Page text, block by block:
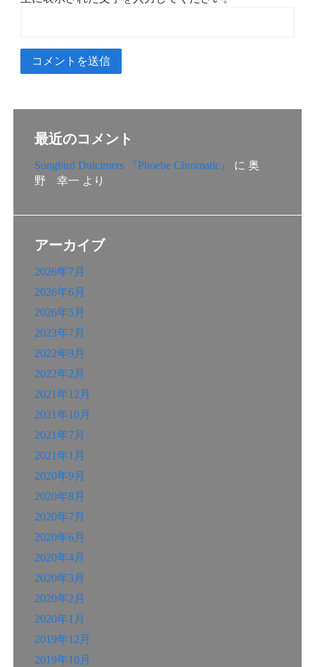
最近のコメント
Songbird Dulcimers 『Phoebe Chromatic』 に 奥
野 幸一 より
アーカイブ
2026年7月
2026年6月
2026年5月
2023年7月
2022年9月
2022年2月
2021年12月
2021年10月
2021年7月
2021年1月
2020年9月
2020年8月
2020年7月
2020年6月
2020年4月
2020年3月
2020年2月
2020年1月
2019年12月
2019年10月